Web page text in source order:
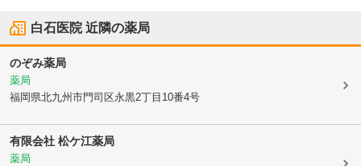
白石医院近隣の薬局
のぞみ薬局
薬局
福岡県北九州市門司区永黒2丁目10番4号
有限会社 松ケ江薬局
薬局